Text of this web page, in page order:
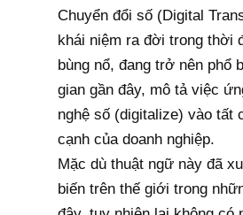
Chuyển đổi số (Digital
khái niệm ra đời trong thời
bùng nổ, đang trở nên phổ
gian gần đây, mô tả việc
nghệ số (digitalize) vào tất
cạnh của doanh nghiệp.
Mặc dù thuật ngữ này đã
biến trên thế giới trong